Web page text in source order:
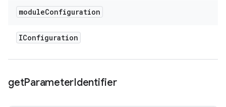
moduleConfiguration
IConfiguration
getParameterIdentifier